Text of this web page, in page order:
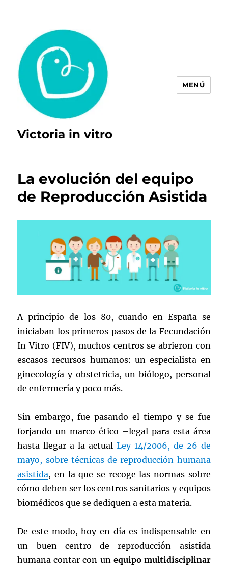
Victoria in vitro
MENÚ
La evolución del equipo
de Reproducción Asistida
A principio de los 80, cuando en España se
iniciaban los primeros pasos de la Fecundación
In Vitro (FIV), muchos centros se abrieron con
escasos recursos humanos: un especialista en
ginecología y obstetricia, un biólogo, personal
de enfermería y poco más.
Sin embargo, fue pasando el tiempo y se fue
forjando un marco ético –legal para esta área
hasta llegar a la actual Ley 14/2006, de 26 de
mayo, sobre técnicas de reproducción humana
asistida, en la que se recoge las normas sobre
cómo deben ser los centros sanitarios y equipos
biomédicos que se dediquen a esta materia.
De este modo, hoy en día es indispensable en
un buen centro de reproducción asistida
humana contar con un equipo multidisciplinar